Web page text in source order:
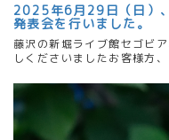
2025年6月29日（日）
発表会を行いました。
藤沢の新堀ライブ館セゴビ
しくださいましたお客様方